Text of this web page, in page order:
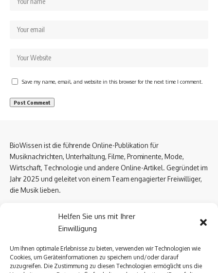
Helfen Sie uns mit Ihrer
Einwilligung
Um Ihnen optimale Erlebnisse zu bieten, verwenden wir Technologien wie
Cookies, um Geräteinformationen zu speichern und/oder darauf
zuzugreifen. Die Zustimmung zu diesen Technologien ermöglicht uns die
Save my name, email, and website in this browser for the next time I comment.
BioWissen ist die führende Online-Publikation für
Musiknachrichten, Unterhaltung, Filme, Prominente, Mode,
Wirtschaft, Technologie und andere Online-Artikel. Gegründet im
Jahr 2025 und geleitet von einem Team engagierter Freiwilliger,
die Musik lieben.
Über uns